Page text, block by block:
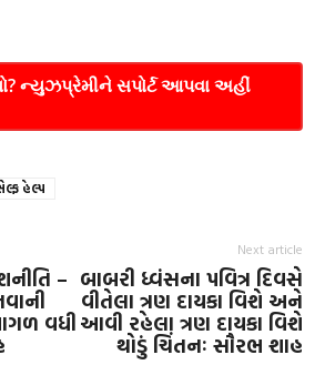
ન્યુઝપ્રેમીને સપોર્ટ આપવા અહીં
હેલ્પ
–
વધી
Next article
બાબરી ધ્વંસના પવિત્ર દિવસે
વીતેલા ત્રણ દાયકા વિશે અને
આવી રહેલા ત્રણ દાયકા વિશે
થોડું ચિંતનઃ સૌરભ શાહ